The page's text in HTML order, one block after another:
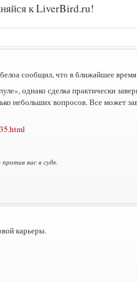
к LiverBird.ru!
сообщил, что в ближайшее
однако сделка практически
небольших вопросов. Все может
вас в суде.
карьеры.